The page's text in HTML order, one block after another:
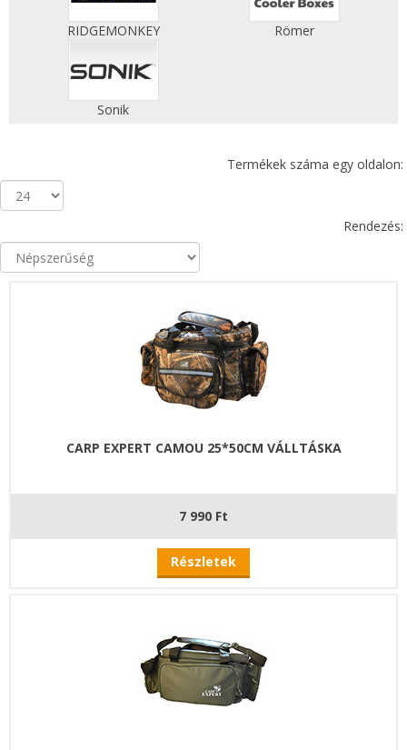
RIDGEMONKEY Römer
Sonik
Termékek száma egy oldalon:
Rendezés:
CARP EXPERT CAMOU 25*50CM VÁLLTÁSKA
7 990 Ft
Részletek